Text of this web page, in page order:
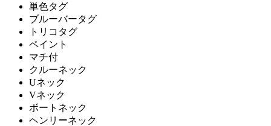
単色タグ
ブルーバータグ
トリコタグ
ペイント
マチ付
クルーネック
Uネック
Vネック
ボートネック
ヘンリーネック